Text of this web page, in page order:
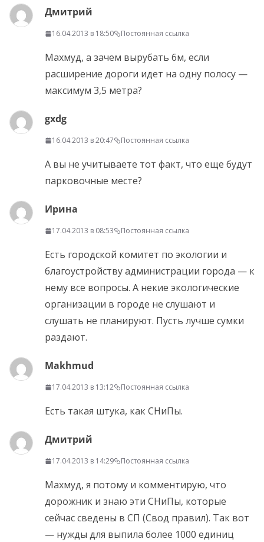
Дмитрий
16.04.2013 в 18:50 Постоянная ссылка
Махмуд, а зачем вырубать 6м, если
расширение дороги идет на одну полосу —
максимум 3,5 метра?
gxdg
16.04.2013 в 20:47 Постоянная ссылка
А вы не учитываете тот факт, что еще будут
парковочные месте?
Ирина
17.04.2013 в 08:53 Постоянная ссылка
Есть городской комитет по экологии и
благоустройству администрации города — к
нему все вопросы. А некие экологические
организации в городе не слушают и
слушать не планируют. Пусть лучше сумки
раздают.
Makhmud
17.04.2013 в 13:12 Постоянная ссылка
Есть такая штука, как СНиПы.
Дмитрий
17.04.2013 в 14:29 Постоянная ссылка
Махмуд, я потому и комментирую, что
дорожник и знаю эти СНиПы, которые
сейчас сведены в СП (Свод правил). Так вот
— нужды для выпила более 1000 единиц